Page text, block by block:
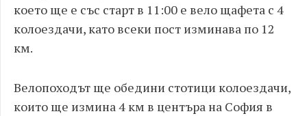
което ще е със старт в 11:00 е вело щафета с 4
колоездачи, като всеки пост изминава по 12
км.
Велопоходът ще обедини стотици колоездачи,
които ще измина 4 км в центъра на София в